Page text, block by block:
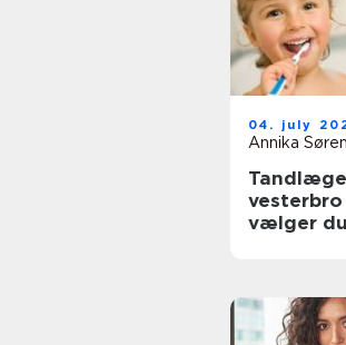
04. july
Annika
Tandlæge
vesterbro sådan
vælger